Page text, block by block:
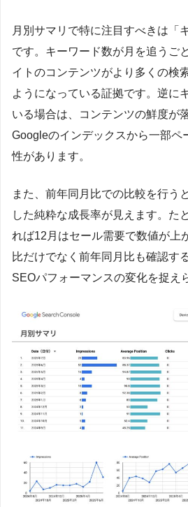
月別サマリで特に注目すべきは「
です。キーワード数が月を追うご
イトのコンテンツがより多くの検
ようになっている証拠です。逆に
いる場合は、コンテンツの鮮度が
Googleのインデックスから一部ペ
性があります。
また、前年同月比での比較を行う
した純粋な成長率が見えます。た
れば12月はセール需要で数値が上
比だけでなく前年同月比も確認す
SEOパフォーマンスの変化を捉え